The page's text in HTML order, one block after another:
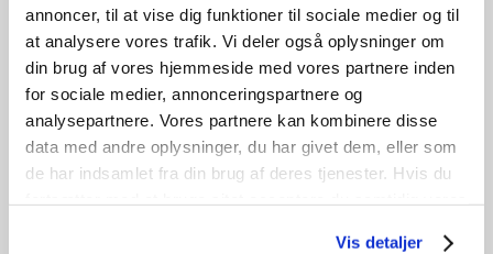
annoncer, til at vise dig funktioner til sociale medier og til
at analysere vores trafik. Vi deler også oplysninger om
din brug af vores hjemmeside med vores partnere inden
for sociale medier, annonceringspartnere og
analysepartnere. Vores partnere kan kombinere disse
data med andre oplysninger, du har givet dem, eller som
de har indsamlet fra din brug af deres tjenester. Hvis du
Vis detaljer
GENBRUG
Indvendig dør
kr.700,00